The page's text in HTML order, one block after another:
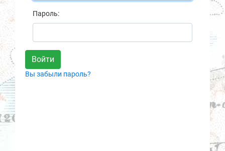
О нас
Контакты
Партнеры
Пароль:
Вы забыли пароль?